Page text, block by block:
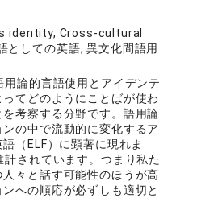
identity, Cross-cultural
しての英語, 異文化間語用
論的言語使用とアイデンテ
てどのようにことばが使わ
考察する分野です。語用論
の中で流動的に変化するア
（ELF）に顕著に現れま
されています。つまり私た
々と話す可能性のほうが高
への順応が必ずしも適切と